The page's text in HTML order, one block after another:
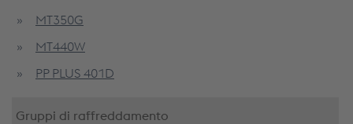
MT350G
MT440W
PP PLUS 401D
Gruppi di raffreddamento